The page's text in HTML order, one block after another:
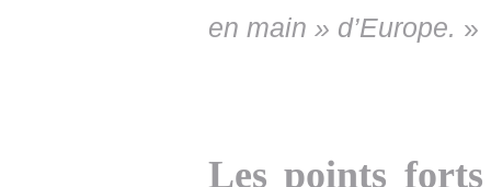
en main » d’Europe. »
Les points